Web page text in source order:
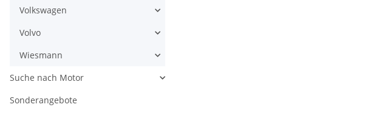
Volkswagen
Volvo
Wiesmann
Suche nach Motor
Sonderangebote